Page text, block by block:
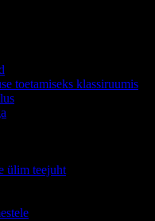
toetamiseks klassiruumis
ülim teejuht